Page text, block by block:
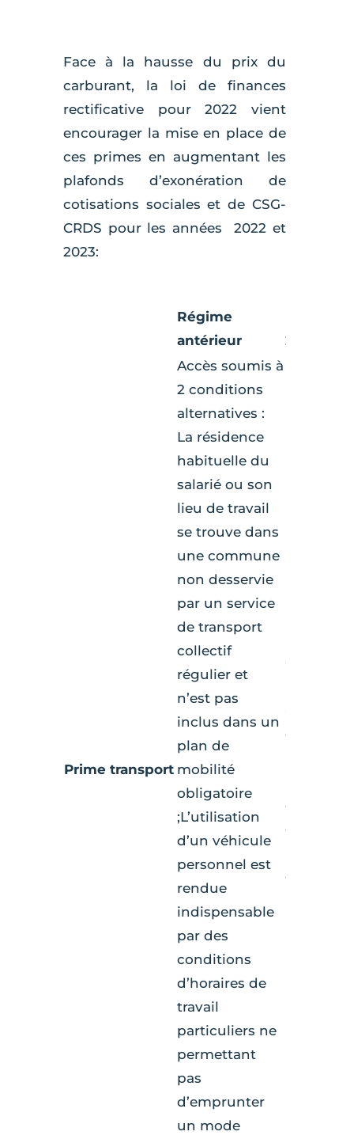
Face à la hausse du prix du
carburant, la loi de finances
rectificative pour 2022 vient
encourager la mise en place de
ces primes en augmentant les
plafonds d’exonération de
cotisations sociales et de CSG-
CRDS pour les années 2022 et
2023:
Régime
antérieur
2022-
Prime transport
Accès soumis à
2 conditions
alternatives :
La résidence
habituelle du
salarié ou son
lieu de travail
se trouve dans
une commune
non desservie
par un service
de transport
collectif
régulier et
n’est pas
inclus dans un
plan de
mobilité
obligatoire
;L’utilisation
d’un véhicule
personnel est
rendue
indispensable
par des
conditions
d’horaires de
travail
particuliers ne
permettant
pas
d’emprunter
un mode
Ouverte
aucune
condition
de 400 €
carburant